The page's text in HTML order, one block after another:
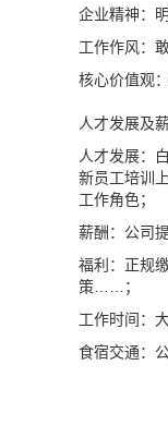
企业精神：
工作作风：
核心价值观
人才发展及
人才发展：
新员工培训
工作角色；
薪酬：公司
福利：正规
策……；
工作时间：
食宿交通：